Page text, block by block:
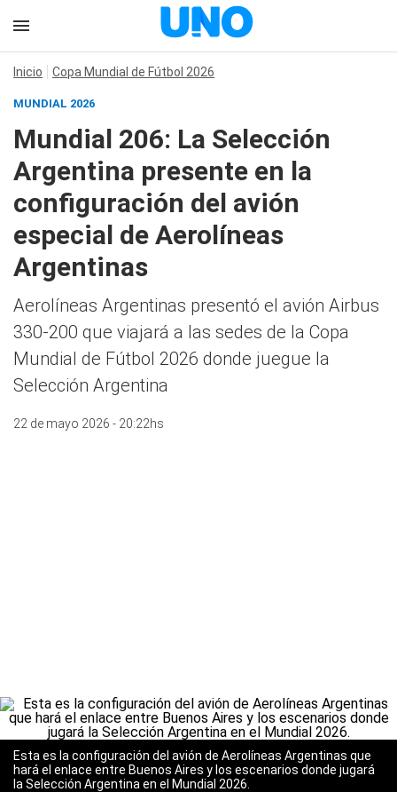
Inicio Copa Mundial de Fútbol 2026
MUNDIAL 2026
Mundial 206: La Selección
Argentina presente en la
configuración del avión
especial de Aerolíneas
Argentinas
Aerolíneas Argentinas presentó el avión Airbus
330-200 que viajará a las sedes de la Copa
Mundial de Fútbol 2026 donde juegue la
Selección Argentina
22 de mayo 2026 - 20:22hs
Esta es la configuración del avión de Aerolíneas Argentinas que
hará el enlace entre Buenos Aires y los escenarios donde jugará
la Selección Argentina en el Mundial 2026.